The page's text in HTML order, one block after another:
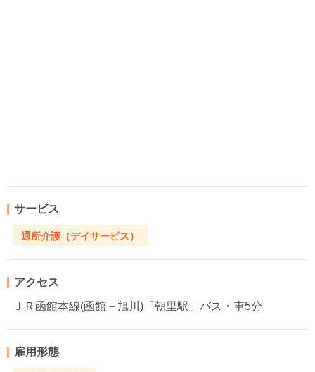
サービス
通所介護（デイサービス）
アクセス
ＪＲ函館本線(函館－旭川)「朝里駅」バス・車5分
雇用形態